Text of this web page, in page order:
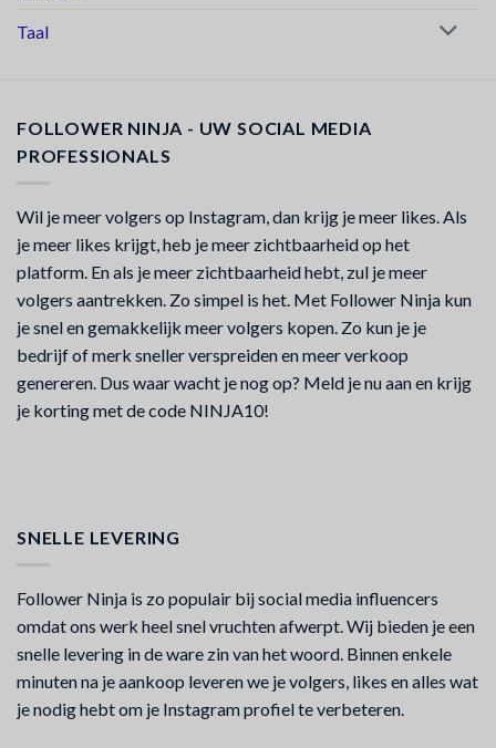
Taal
FOLLOWER NINJA - UW SOCIAL MEDIA
PROFESSIONALS
Wil je meer volgers op Instagram, dan krijg je meer likes. Als
je meer likes krijgt, heb je meer zichtbaarheid op het
platform. En als je meer zichtbaarheid hebt, zul je meer
volgers aantrekken. Zo simpel is het. Met Follower Ninja kun
je snel en gemakkelijk meer volgers kopen. Zo kun je je
bedrijf of merk sneller verspreiden en meer verkoop
genereren. Dus waar wacht je nog op? Meld je nu aan en krijg
je korting met de code NINJA10!
SNELLE LEVERING
Follower Ninja is zo populair bij social media influencers
omdat ons werk heel snel vruchten afwerpt. Wij bieden je een
snelle levering in de ware zin van het woord. Binnen enkele
minuten na je aankoop leveren we je volgers, likes en alles wat
je nodig hebt om je Instagram profiel te verbeteren.